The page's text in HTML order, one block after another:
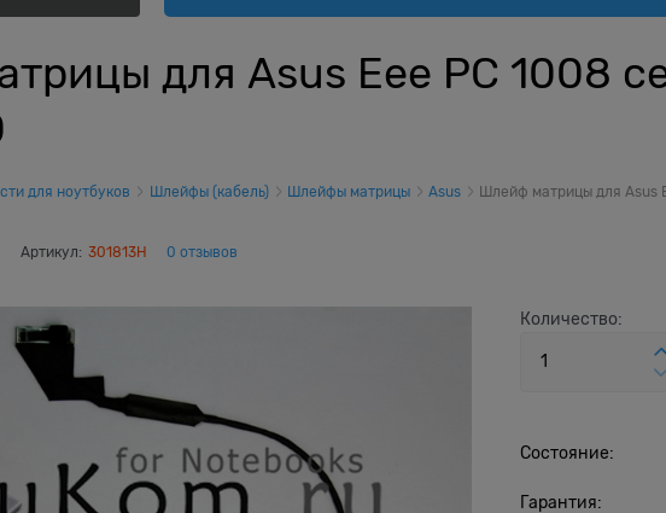
для Asus Eee PC 1008
для ноутбуков Шлейфы (кабель) Шлейфы матрицы Asus Шлейф матрицы для Asus
Артикул: 301813H 0 отзывов
Количество:
Состояние:
Гарантия: